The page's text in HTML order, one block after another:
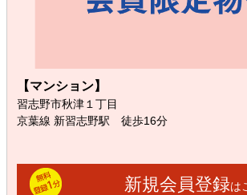
【マンション】
習志野市秋津１丁目
京葉線 新習志野駅 徒歩16分
新規会員登録は